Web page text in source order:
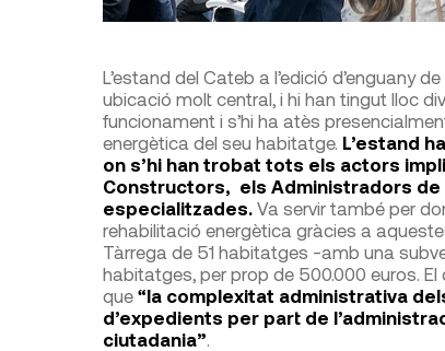
L’estand del Cateb a l’edició d’enguany
ubicació molt central, i hi han tingut lloc
funcionament i s’hi ha atès
energètica del seu habitatge. L’estand
on s’hi han trobat tots els actors
Constructors, els Administradors
especialitzades.Va servir també per
rehabilitació energètica gràcies a
Tàrrega de 51 habitatges -amb una
habitatges, per prop de 500.000 euros.
que “la complexitat administrativa
d’expedients per part de
ciutadania”.